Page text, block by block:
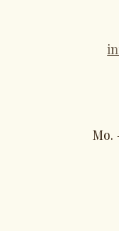
Mo.